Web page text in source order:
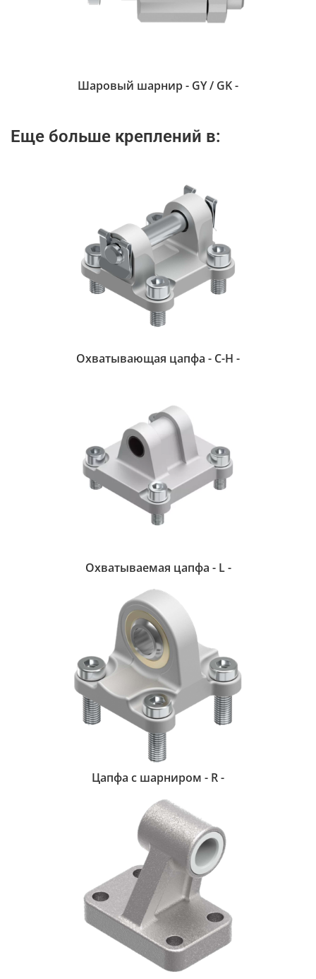
Шаровый шарнир - GY / GK -
Еще больше креплений в:
Охватывающая цапфа - С-H -
Охватываемая цапфа - L -
Цапфа с шарниром - R -